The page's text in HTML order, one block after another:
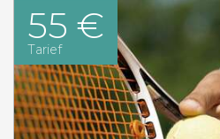
55 €
Tarief